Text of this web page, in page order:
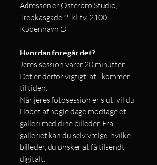
Adressen er Østerbro Studio,
Trepkasgade 2, kl. tv, 2100
København Ø
Hvordan foregår det?
Jeres session varer 20 minutter.
Det er derfor vigtigt, at I kommer
til tiden.
Når jeres fotosession er slut, vil du
i løbet af nogle dage modtage et
galleri med dine billeder. Fra
galleriet kan du selv vælge, hvilke
billeder, du ønsker at få tilsendt
digitalt.